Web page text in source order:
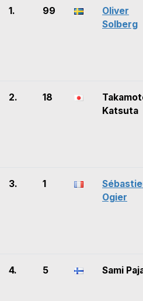
1. 99
Oliver
Solberg
2. 18
Katsuta
3. 1
Ogier
4. 5 Sami